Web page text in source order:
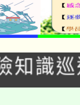
度第
選結果
知識
學生